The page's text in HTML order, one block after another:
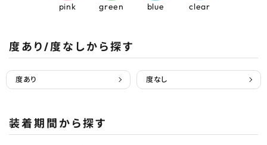
pink green blue clear
度あり/度なしから探す
度あり 度なし
装着期間から探す